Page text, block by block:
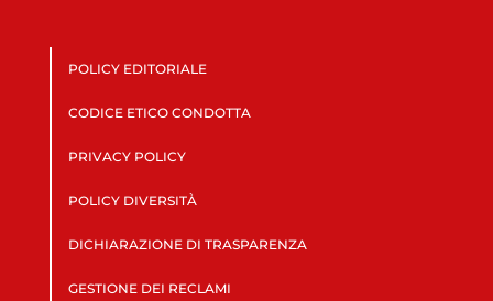
POLICY EDITORIALE
CODICE ETICO CONDOTTA
PRIVACY POLICY
POLICY DIVERSITÀ
DICHIARAZIONE DI TRASPARENZA
GESTIONE DEI RECLAMI